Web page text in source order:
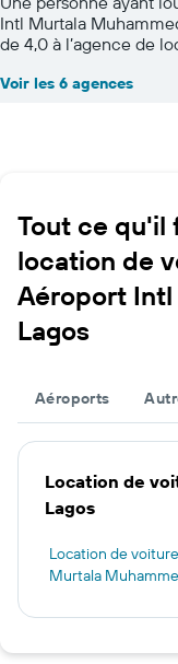
Intl Murtala
de 4,0 à l’agence de
Voir les 6 agences
Tout ce qu'il
location de
Aéroport
Lagos
Aéroports
Location de
Lagos
Location de
Murtala